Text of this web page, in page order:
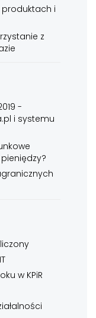
produktach i
z
-
i systemu
w KPiR